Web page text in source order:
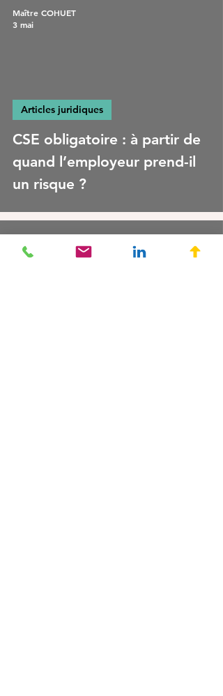
CSE obligatoire : à partir de
quand l’employeur prend-il
un risque ?
Articles juridiques
Maître COHUET
3 mai
Maître COHUET
28 avr.